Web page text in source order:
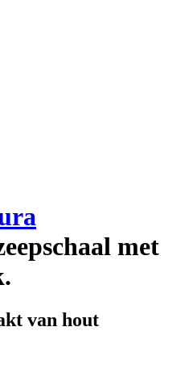
met
van hout